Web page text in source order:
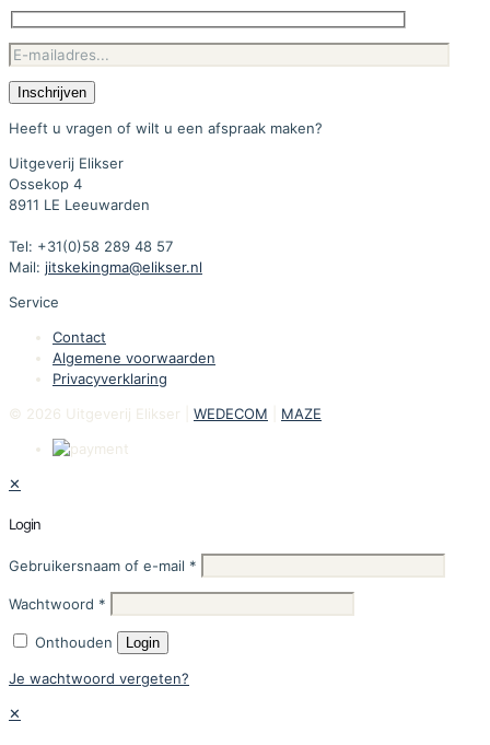
Heeft u vragen of wilt u een afspraak maken?
Uitgeverij Elikser
Ossekop 4
8911 LE Leeuwarden
Tel: +31(0)58 289 48 57
Mail: jitskekingma@elikser.nl
Service
Contact
Algemene voorwaarden
Privacyverklaring
© 2026 Uitgeverij Elikser | WEDECOM MAZE
✕
Login
Gebruikersnaam of e-mail *
Wachtwoord *
Onthouden Login
Je wachtwoord vergeten?
✕